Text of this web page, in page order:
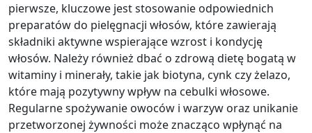
pierwsze, kluczowe jest stosowanie odpowiednich
preparatów do pielęgnacji włosów, które zawierają
składniki aktywne wspierające wzrost i kondycję
włosów. Należy również dbać o zdrową dietę bogatą w
witaminy i minerały, takie jak biotyna, cynk czy żelazo,
które mają pozytywny wpływ na cebulki włosowe.
Regularne spożywanie owoców i warzyw oraz unikanie
przetworzonej żywności może znacząco wpłynąć na